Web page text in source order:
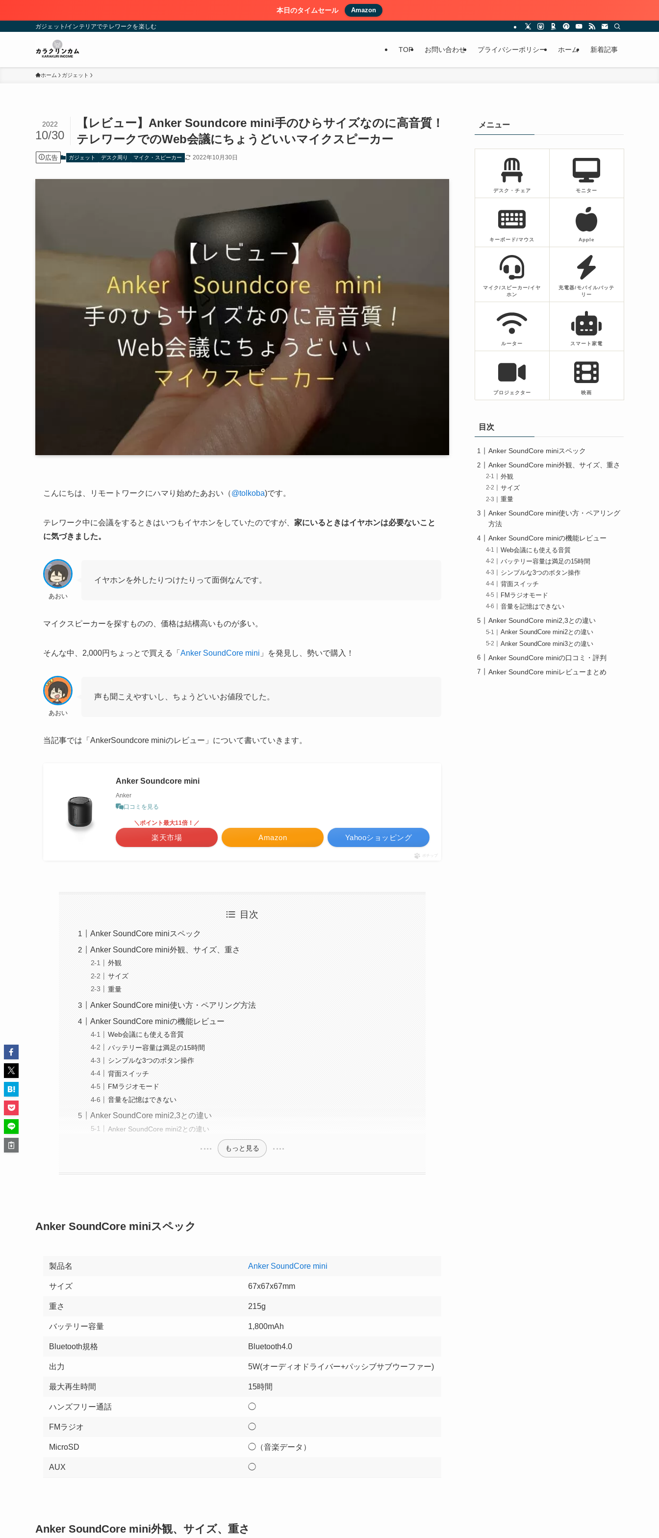
本日のタイムセール Amazon
ガジェット/インテリアでテレワークを楽しむ
TOP お問い合わせ プライバシーポリシー ホーム 新着記事
ホーム ガジェット
【レビュー】Anker Soundcore mini手のひらサイズなのに高音質！
テレワークでのWeb会議にちょうどいいマイクスピーカー
2022
10/30
広告 ガジェット デスク周り マイク・スピーカー 2022年10月30日
こんにちは、リモートワークにハマり始めたあおい（@tolkoba)です。
テレワーク中に会議をするときはいつもイヤホンをしていたのですが、 家にいるときはイヤホンは必要ないこと
に気づきました。
あおい
イヤホンを外したりつけたりって面倒なんです。
マイクスピーカーを探すものの、価格は結構高いものが多い。
そんな中、2,000円ちょっとで買える「 Anker SoundCore mini 」を発見し、勢いで購入！
あおい
声も聞こえやすいし、ちょうどいいお値段でした。
当記事では「AnkerSoundcore miniのレビュー」について書いていきます。
Anker Soundcore mini
Anker
口コミを見る
Amazon
＼ポイント最大11倍！／
楽天市場 Yahooショッピング
ポチップ
目次
Anker SoundCore miniスペック
Anker SoundCore mini外観、サイズ、重さ
外観
サイズ
重量
Anker SoundCore mini使い方・ペアリング方法
Anker SoundCore miniの機能レビュー
Web会議にも使える音質
バッテリー容量は満足の15時間
シンプルな3つのボタン操作
背面スイッチ
FMラジオモード
音量を記憶はできない
Anker SoundCore mini2,3との違い
Anker SoundCore mini2との違い
もっと見る
Anker SoundCore miniスペック
製品名 Anker SoundCore mini
サイズ 67x67x67mm
重さ 215g
バッテリー容量 1,800mAh
Bluetooth規格 Bluetooth4.0
出力 5W(オーディオドライバー+パッシブサブウーファー)
最大再生時間 15時間
ハンズフリー通話 ◯
FMラジオ ◯
MicroSD ◯（音楽データ）
AUX ◯
Anker SoundCore mini外観、サイズ、重さ
メニュー
デスク・チェア モニター
キーボード/マウス Apple
マイク/スピーカー/イヤ
ホン
充電器/モバイルバッテ
リー
ルーター スマート家電
プロジェクター 映画
目次
Anker SoundCore miniスペック
Anker SoundCore mini外観、サイズ、重さ
外観
サイズ
重量
Anker SoundCore mini使い方・ペアリング
方法
Anker SoundCore miniの機能レビュー
Web会議にも使える音質
バッテリー容量は満足の15時間
シンプルな3つのボタン操作
背面スイッチ
FMラジオモード
音量を記憶はできない
Anker SoundCore mini2,3との違い
Anker SoundCore mini2との違い
Anker SoundCore mini3との違い
Anker SoundCore miniの口コミ・評判
Anker SoundCore miniレビューまとめ